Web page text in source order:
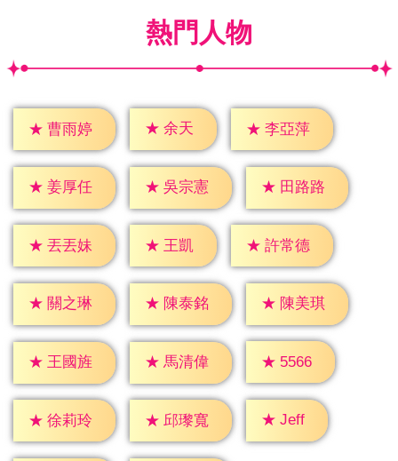
熱門人物
★ 曹雨婷 ★ 余天 ★ 李亞萍
★ 姜厚任 ★ 吳宗憲 ★ 田路路
★ 丟丟妹 ★ 王凱 ★ 許常德
★ 關之琳 ★ 陳泰銘 ★ 陳美琪
★ 王國旌 ★ 馬清偉 ★ 5566
★ 徐莉玲 ★ 邱瓈寬 ★ Jeff